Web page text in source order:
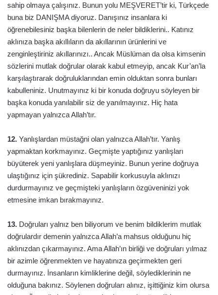
sahip olmaya çalışınız. Bunun yolu MEŞVERET’tir ki, Türkçede
buna biz DANIŞMA diyoruz. Danışınız insanlara ki
öğrenebilesiniz başka bilenlerin de neler bildiklerini.. Katınız
aklınıza başka akıllıların da akıllarının ürünlerini ve
zenginleştiriniz akıllarınızı.. Ancak Müslüman da olsa kimsenin
sözlerini mutlak doğrular olarak kabul etmeyip, ancak Kur’an’la
karşılaştırarak doğruluklarından emin olduktan sonra bunları
kabulleniniz. Unutmayınız ki bir konuda doğruyu söyleyen bir
başka konuda yanılabilir siz de yanılmayınız. Hiç hata
yapmayan yalnızca Allah’tır.
12. Yanlışlardan müstağni olan yalnızca Allah’tır. Yanlış
yapmaktan korkmayınız. Geçmişte yaptığınız yanlışları
büyüterek yeni yanlışlara düşmeyiniz. Bunun yerine doğruya
ulaştığınız için şükrediniz. Sapabilir korkusuyla aklınızı
durdurmayınız ve geçmişteki yanlışların özgüveninizi yok
etmesine imkan bırakmayınız.
13. Doğruları yalnız ben biliyorum ve benim bildiklerim mutlak
doğrulardır demenin yalnızca Allah’a mahsus olduğunu hiç
aklınızdan çıkarmayınız. Ama Allah’ın birliği ve doğruları yılmaz
bir azimle öğrenmekten ve hayatınıza geçirmekten geri
durmayınız. İnsanların kimliklerine değil, söylediklerinin ne
olduğuna bakınız. Söylenen doğruları alınız, işittiğiniz kim olursa